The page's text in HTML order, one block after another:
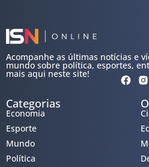
Acompanhe as últimas notícias e
mundo sobre política, esportes,
mais aqui neste site!
Categorias
Economia
Esporte
Mundo
Política